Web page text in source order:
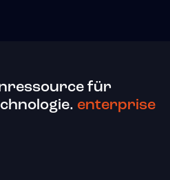
für
enterprise